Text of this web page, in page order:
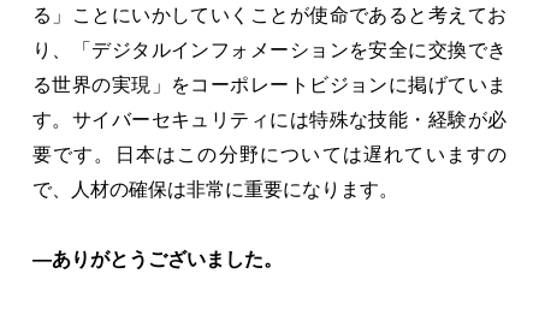
る」ことにいかしていくことが使命であると考えてお
り、「デジタルインフォメーションを安全に交換でき
る世界の実現」をコーポレートビジョンに掲げていま
す。サイバーセキュリティには特殊な技能・経験が必
要です。日本はこの分野については遅れていますの
で、人材の確保は非常に重要になります。
―ありがとうございました。